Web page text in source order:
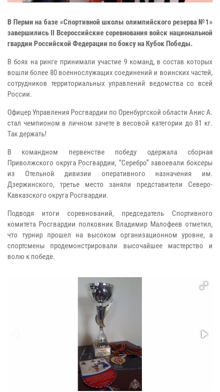
В Перми на базе «Спортивной школы олимпийского резерва №1»
завершились II Всероссийские соревнования войск национальной
гвардии Российской Федерации по боксу на Кубок Победы.
В боях на ринге принимали участие 9 команд, в состав которых
вошли более 80 военнослужащих соединений и воинских частей,
сотрудников территориальных управлений ведомства со всей
России.
Офицер Управления Росгвардии по Оренбургской области Анис А.
стал чемпионом в личном зачете в весовой категории до 81 кг.
Так держать!
В командном первенстве победу одержала сборная
Приволжского округа Росгвардии, “Серебро” завоевали боксеры
из Отельной дивизии оперативного назначения им.
Дзержинского, третье место заняли представители Северо-
Кавказского округа Росгвардии.
Подводя итоги соревнований, председатель Спортивного
комитета Росгвардии полковник Владимир Малофеев отметил,
что турнир прошел на высоком организационном уровне, а
спортсмены продемонстрировали высочайшее мастерство и
волю к победе.